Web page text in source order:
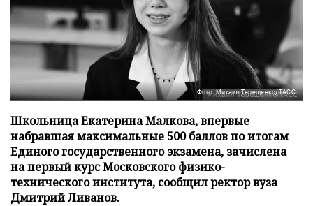
Фото: Михаил Терещенко/ТАСС
Школьница Екатерина Малкова, впервые
набравшая максимальные 500 баллов по итогам
Единого государственного экзамена, зачислена
на первый курс Московского физико-
технического института, сообщил ректор вуза
Дмитрий Ливанов.